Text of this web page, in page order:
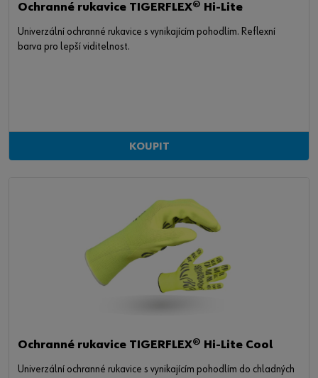
Ochranné rukavice TIGERFLEX® Hi-Lite
Univerzální ochranné rukavice s vynikajícím pohodlím. Reflexní
barva pro lepší viditelnost.
KOUPIT
Ochranné rukavice TIGERFLEX® Hi-Lite Cool
Univerzální ochranné rukavice s vynikajícím pohodlím do chladných